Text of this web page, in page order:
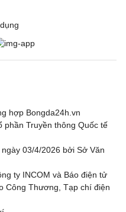
hợp Bongda24h.vn
phần Truyền thông Quốc tế
03/4/2026 bởi Sở Văn
ty INCOM và Báo điện tử
Công Thương, Tạp chí điện